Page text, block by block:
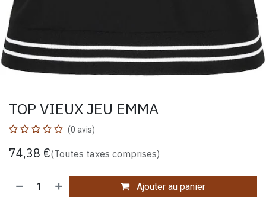
TOP VIEUX JEU EMMA
(0 avis)
74,38 €(Toutes taxes comprises)
Ajouter au panier